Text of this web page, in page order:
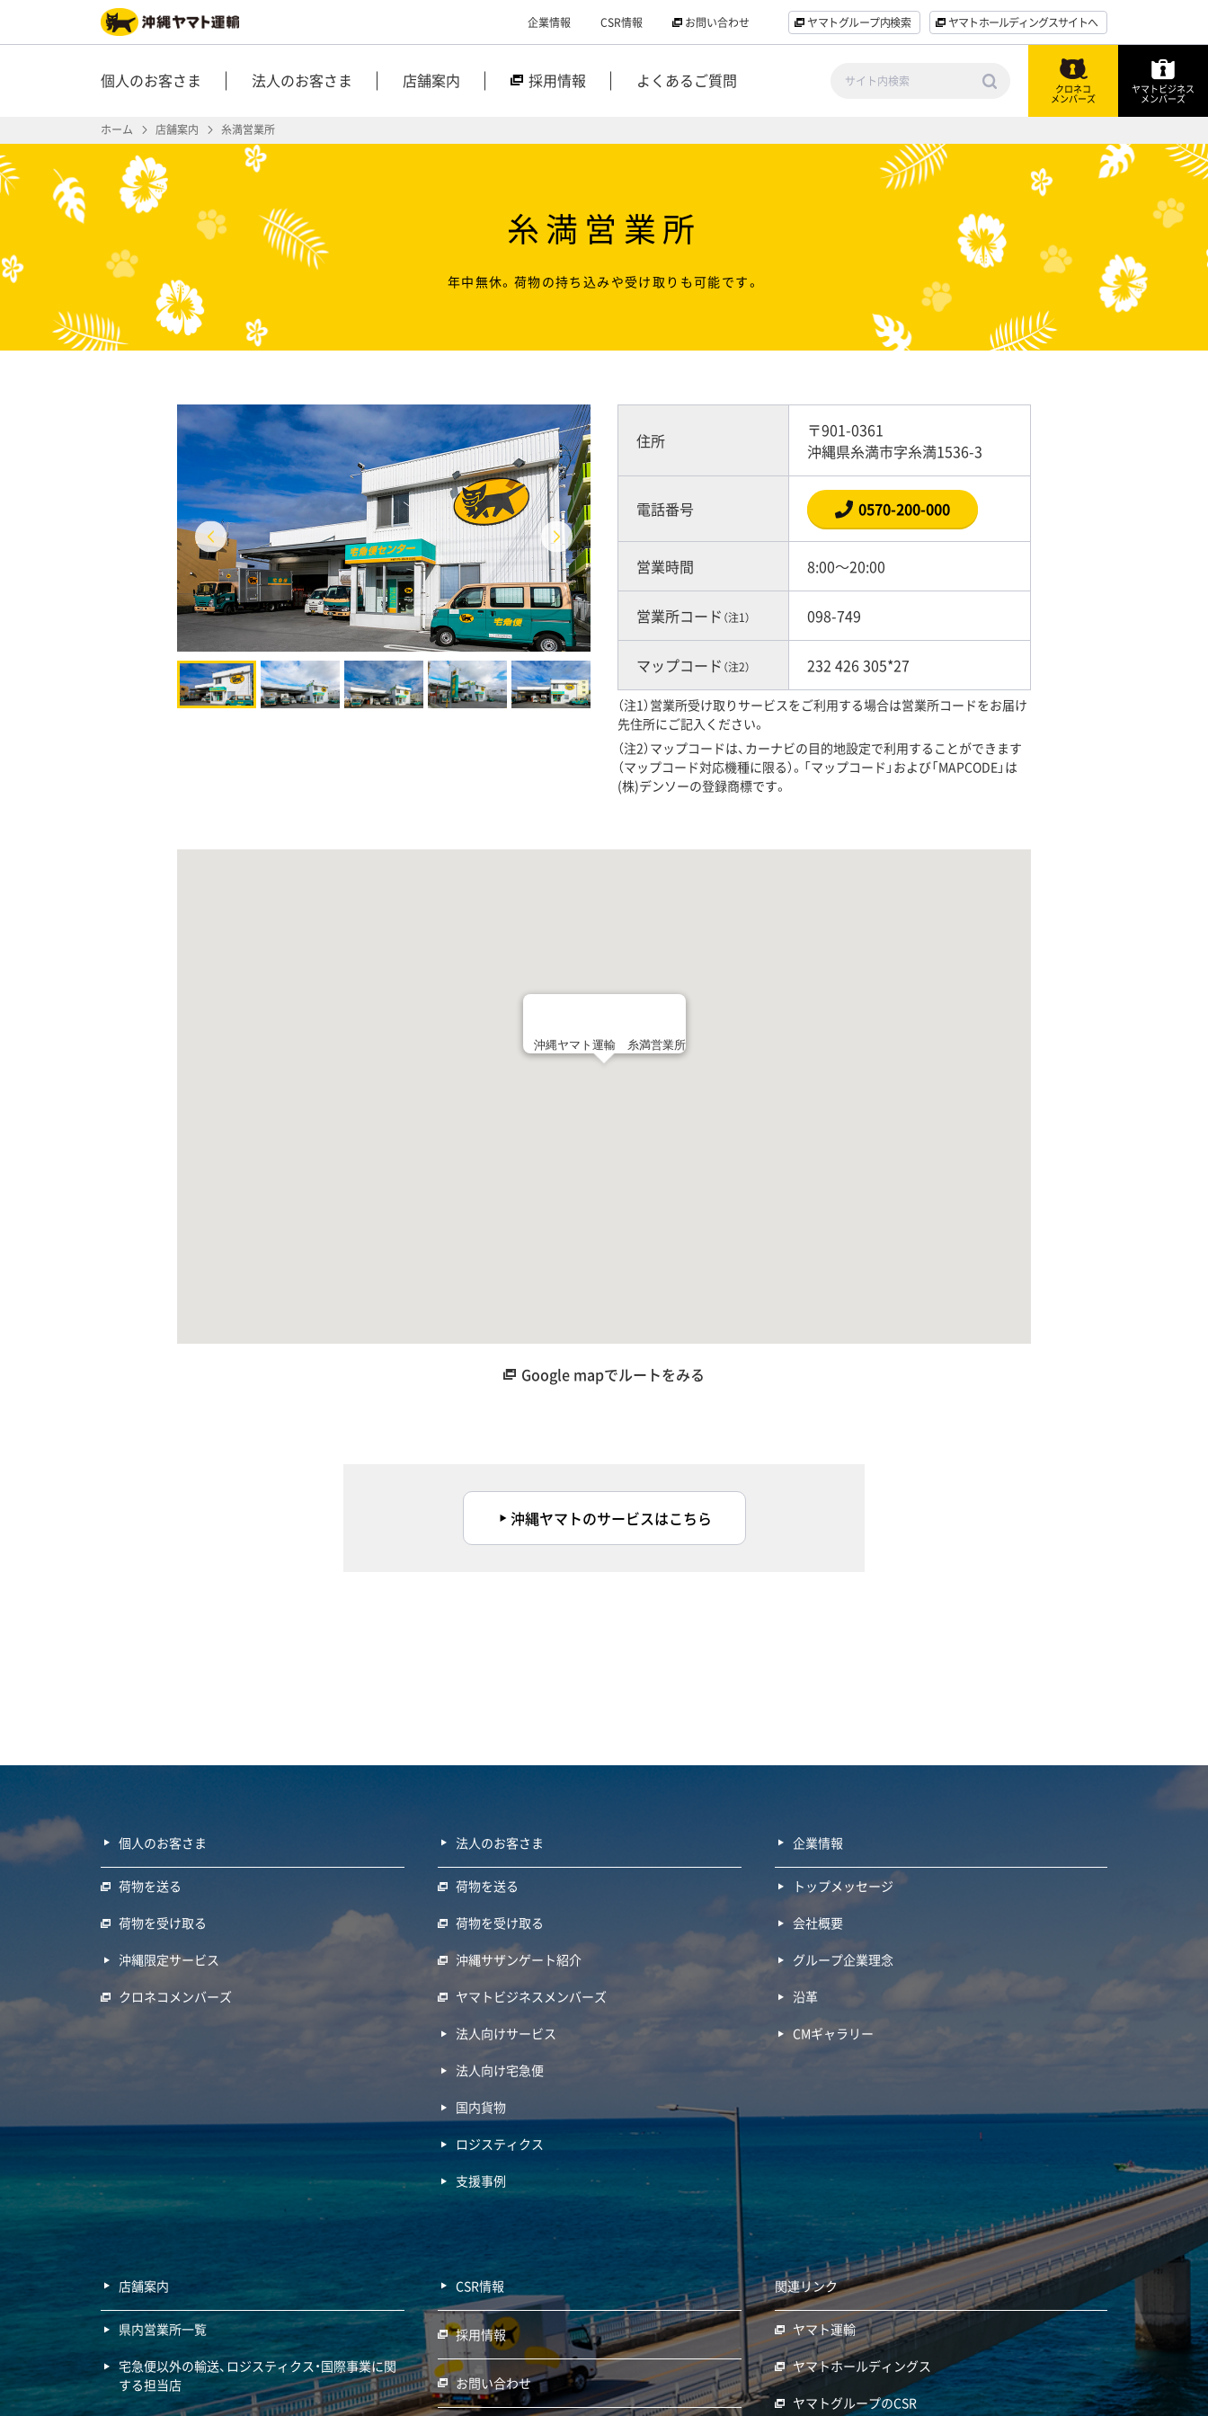
企業情報 CSR情報 お問い合わせ ヤマトグループ内検索 ヤマトホールディングスサイトへ
個人のお客さま 法人のお客さま 店舗案内 採用情報 よくあるご質問 クロネコ
メンバーズ
ヤマトビジネス
メンバーズ
ホーム 店舗案内 糸満営業所
糸満営業所
年中無休。荷物の持ち込みや受け取りも可能です。
住所
〒901-0361
沖縄県糸満市字糸満1536-3
電話番号 0570-200-000
営業時間 8:00～20:00
営業所コード （注1） 098-749
マップコード （注2） 232 426 305*27
（注1）営業所受け取りサービスをご利用する場合は営業所コードをお届け
先住所にご記入ください。
（注2）マップコードは、カーナビの目的地設定で利用することができます
（マップコード対応機種に限る）。「マップコード」および「MAPCODE」は
(株)デンソーの登録商標です。
沖縄ヤマト運輸 糸満営業所
Google mapでルートをみる
沖縄ヤマトのサービスはこちら
個人のお客さま
荷物を送る
荷物を受け取る
沖縄限定サービス
クロネコメンバーズ
法人のお客さま
荷物を送る
荷物を受け取る
沖縄サザンゲート紹介
ヤマトビジネスメンバーズ
法人向けサービス
法人向け宅急便
国内貨物
ロジスティクス
支援事例
企業情報
トップメッセージ
会社概要
グループ企業理念
沿革
CMギャラリー
店舗案内
県内営業所一覧
宅急便以外の輸送、ロジスティクス・国際事業に関
する担当店
CSR情報
採用情報
お問い合わせ
関連リンク
ヤマト運輸
ヤマトホールディングス
ヤマトグループのCSR